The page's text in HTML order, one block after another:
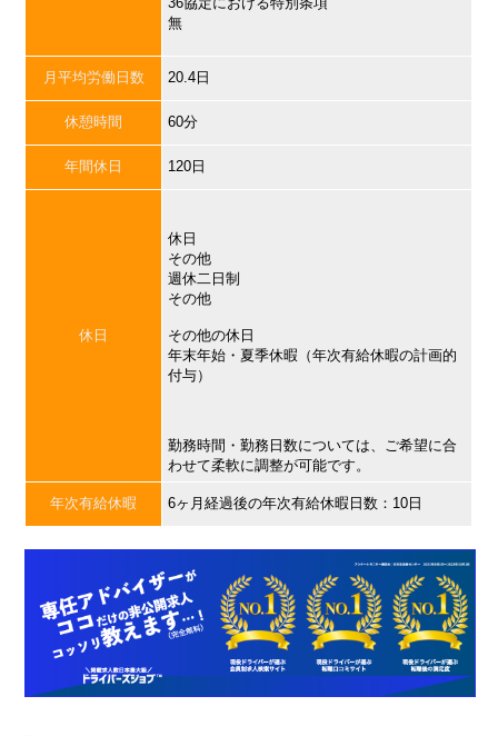
無
月平均労働日数 20.4日
休憩時間 60分
年間休日 120日
休日
休日
その他
週休二日制
その他
その他の休日
年末年始・夏季休暇（年次有給休暇の計画的
付与）
勤務時間・勤務日数については、ご希望に合
わせて柔軟に調整が可能です。
年次有給休暇 6ヶ月経過後の年次有給休暇日数：10日